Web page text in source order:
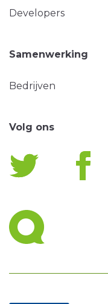
Developers
Samenwerking
Bedrijven
Volg ons